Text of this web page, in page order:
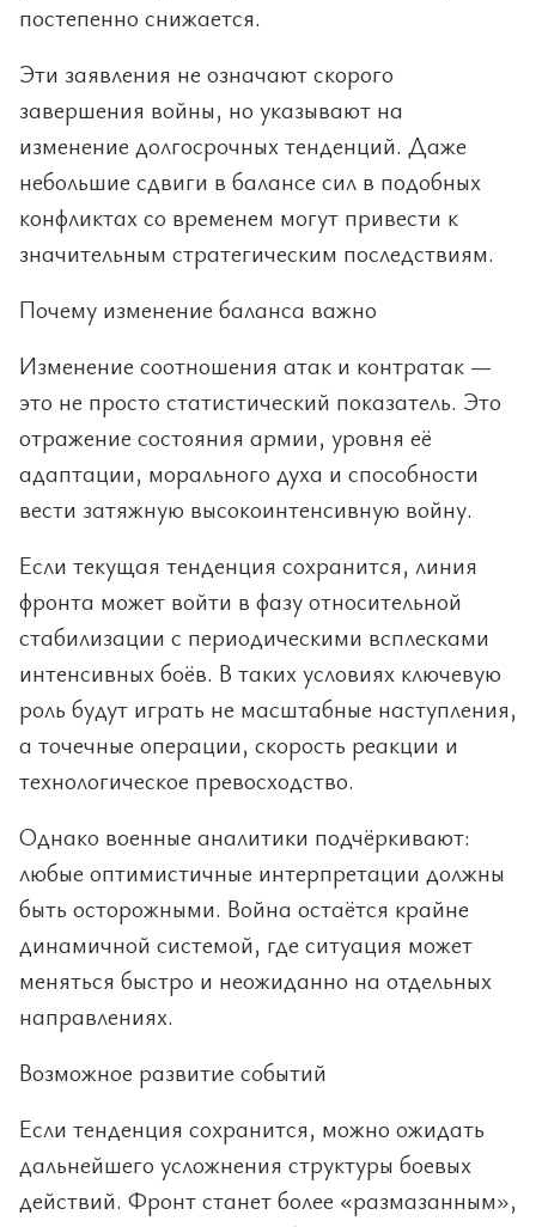
постепенно снижается.
Эти заявления не означают скорого
завершения войны, но указывают на
изменение долгосрочных тенденций. Даже
небольшие сдвиги в балансе сил в подобных
конфликтах со временем могут привести к
значительным стратегическим последствиям.
Почему изменение баланса важно
Изменение соотношения атак и контратак —
это не просто статистический показатель. Это
отражение состояния армии, уровня её
адаптации, морального духа и способности
вести затяжную высокоинтенсивную войну.
Если текущая тенденция сохранится, линия
фронта может войти в фазу относительной
стабилизации с периодическими всплесками
интенсивных боёв. В таких условиях ключевую
роль будут играть не масштабные наступления,
а точечные операции, скорость реакции и
технологическое превосходство.
Однако военные аналитики подчёркивают:
любые оптимистичные интерпретации должны
быть осторожными. Война остаётся крайне
динамичной системой, где ситуация может
меняться быстро и неожиданно на отдельных
направлениях.
Возможное развитие событий
Если тенденция сохранится, можно ожидать
дальнейшего усложнения структуры боевых
действий. Фронт станет более «размазанным»,